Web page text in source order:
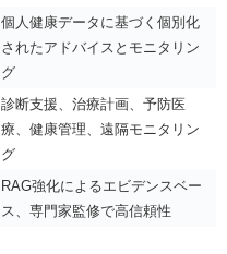
個人健康データに基づく個別化
されたアドバイスとモニタリン
グ
診断支援、治療計画、予防医
療、健康管理、遠隔モニタリン
グ
RAG強化によるエビデンスベー
ス、専門家監修で高信頼性